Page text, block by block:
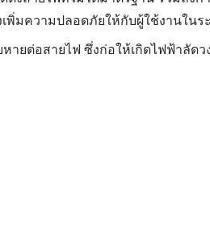
พิ่มความปลอดภัยให้กับผู้ใช้งานในร
ยต่อสายไฟ ซึ่งก่อให้เกิดไฟฟ้าลัดว